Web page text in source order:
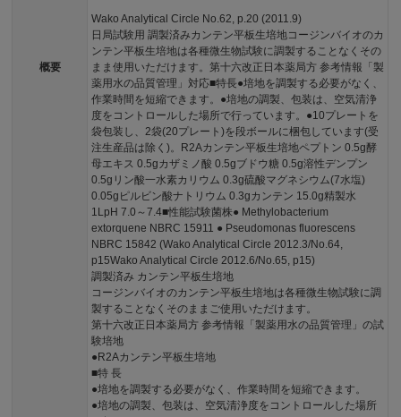
概要
Wako Analytical Circle No.62, p.20 (2011.9)
日局試験用 調製済みカンテン平板生培地コージンバイオのカ
ンテン平板生培地は各種微生物試験に調製することなくその
まま使用いただけます。第十六改正日本薬局方 参考情報「製
薬用水の品質管理」対応■特長●培地を調製する必要がなく、
作業時間を短縮できます。●培地の調製、包装は、空気清浄
度をコントロールした場所で行っています。●10プレートを
袋包装し、2袋(20プレート)を段ボールに梱包しています(受
注生産品は除く)。R2Aカンテン平板生培地ペプトン 0.5g酵
母エキス 0.5gカザミノ酸 0.5gブドウ糖 0.5g溶性デンプン
0.5gリン酸一水素カリウム 0.3g硫酸マグネシウム(7水塩)
0.05gピルビン酸ナトリウム 0.3gカンテン 15.0g精製水
1LpH 7.0～7.4■性能試験菌株● Methylobacterium
extorquene NBRC 15911 ● Pseudomonas fluorescens
NBRC 15842 (Wako Analytical Circle 2012.3/No.64,
p15Wako Analytical Circle 2012.6/No.65, p15)
調製済み カンテン平板生培地
コージンバイオのカンテン平板生培地は各種微生物試験に調
製することなくそのままご使用いただけます。
第十六改正日本薬局方 参考情報「製薬用水の品質管理」の試
験培地
●R2Aカンテン平板生培地
■特 長
●培地を調製する必要がなく、作業時間を短縮できます。
●培地の調製、包装は、空気清浄度をコントロールした場所